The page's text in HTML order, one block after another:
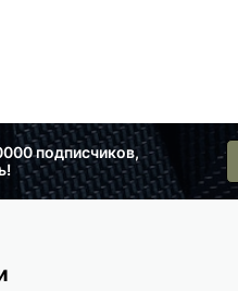
подписчиков,